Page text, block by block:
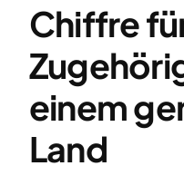
Chiffre
einem
Land